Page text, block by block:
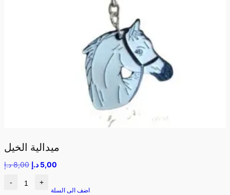
ميدالية الخيل
8,00 د.إ 5,00 د.إ
- +
اضف الى السلة